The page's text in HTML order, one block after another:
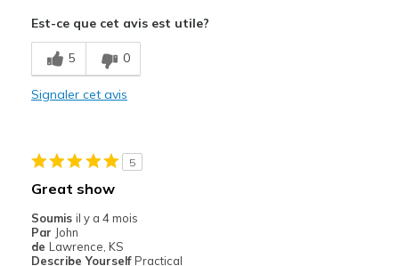
Comfortable
Durable
View On Shoes
Est-ce que cet avis est utile?
5 0
Signaler cet avis
5
Great show
Soumis il y a 4 mois
Par John
de Lawrence, KS
Describe Yourself Practical